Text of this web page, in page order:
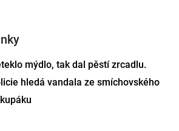
mýdlo, tak dal pěstí zrcadlu.
hledá vandala ze smíchovského